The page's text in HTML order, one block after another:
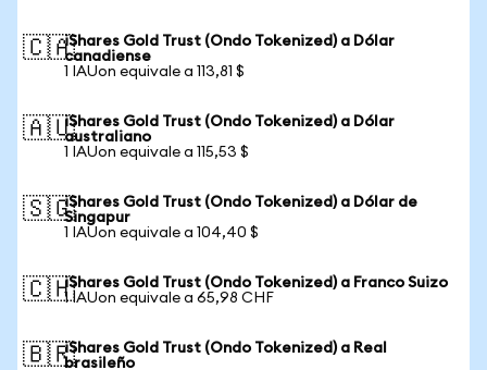
🇨🇦iShares Gold Trust (Ondo Tokenized) a Dólar
canadiense
1 IAUon equivale a 113,81 $
🇦🇺iShares Gold Trust (Ondo Tokenized) a Dólar
australiano
1 IAUon equivale a 115,53 $
🇸🇬iShares Gold Trust (Ondo Tokenized) a Dólar de
Singapur
1 IAUon equivale a 104,40 $
🇨🇭iShares Gold Trust (Ondo Tokenized) a Franco Suizo
1 IAUon equivale a 65,98 CHF
🇧🇷iShares Gold Trust (Ondo Tokenized) a Real
brasileño